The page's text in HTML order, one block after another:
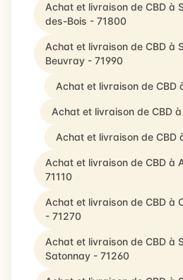
Achat et livraison de CBD à
des-Bois - 71800
Achat et livraison de CBD à
Beuvray - 71990
Achat et livraison de CBD
Achat et livraison de CBD
Achat et livraison de CBD
Achat et livraison de CBD à
71110
Achat et livraison de CBD à
- 71270
Achat et livraison de CBD à
Satonnay - 71260